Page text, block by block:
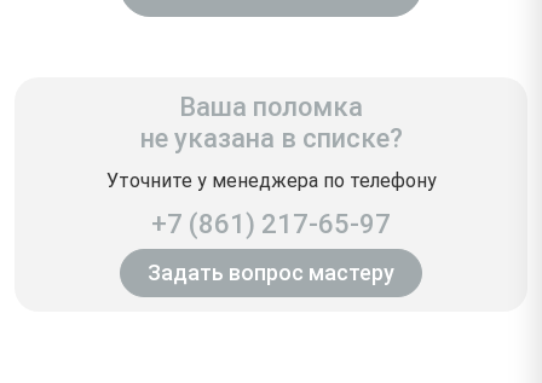
Ваша поломка
не указана в списке?
Уточните у менеджера по телефону
+7 (861) 217-65-97
Задать вопрос мастеру